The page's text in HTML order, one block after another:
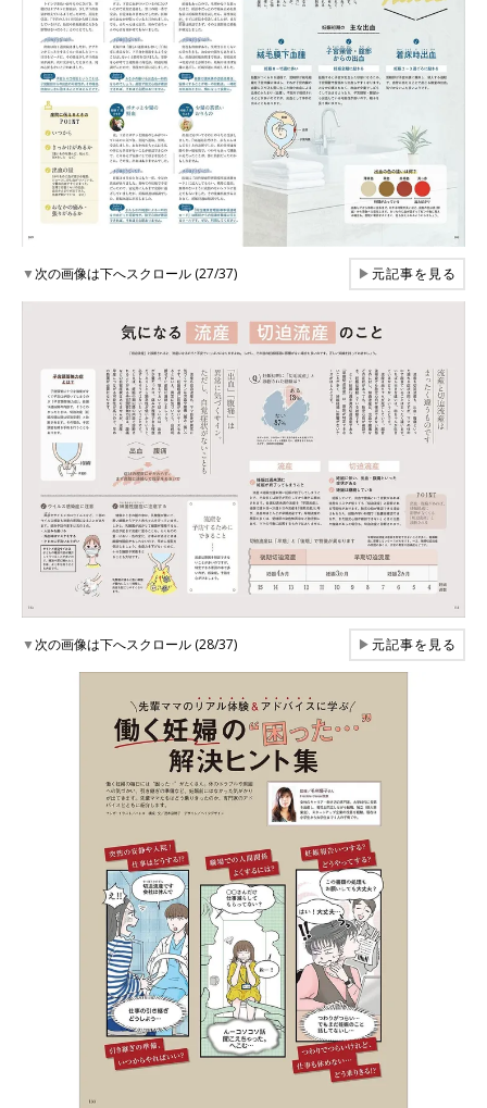
▼次の画像は下へスクロール (27/37) ▶元記事を見る
▼次の画像は下へスクロール (28/37) ▶元記事を見る